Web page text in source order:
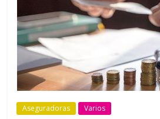
Aseguradoras Varios